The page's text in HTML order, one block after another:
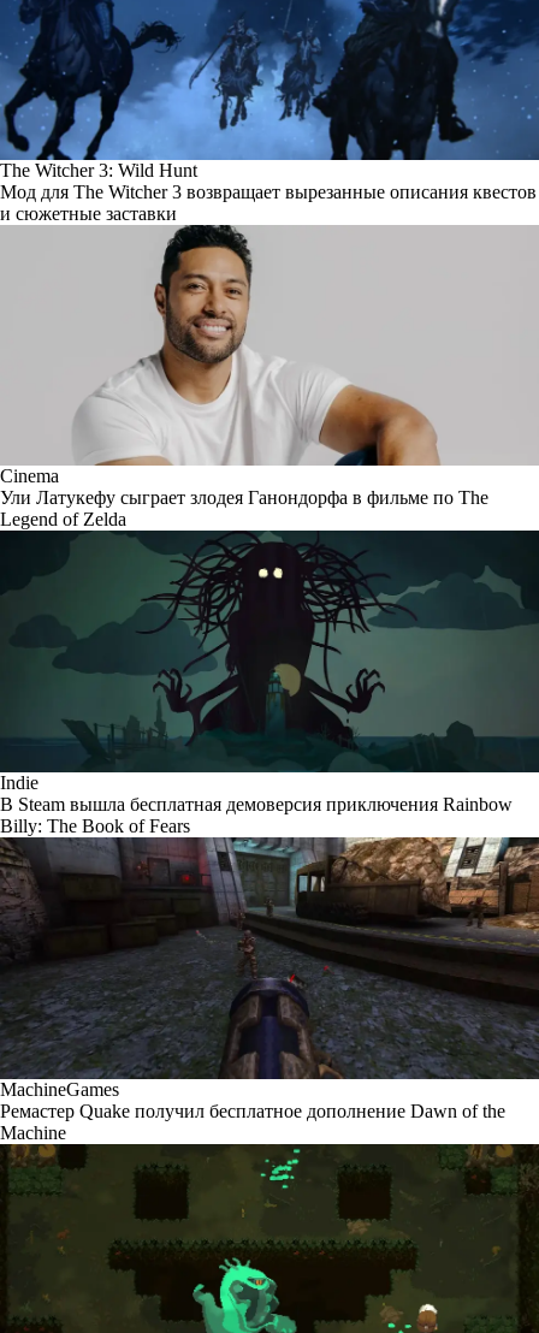
The Witcher 3: Wild Hunt
Мод для The Witcher 3 возвращает вырезанные описания квестов
и сюжетные заставки
Cinema
Ули Латукефу сыграет злодея Ганондорфа в фильме по The
Legend of Zelda
Indie
В Steam вышла бесплатная демоверсия приключения Rainbow
Billy: The Book of Fears
MachineGames
Ремастер Quake получил бесплатное дополнение Dawn of the
Machine